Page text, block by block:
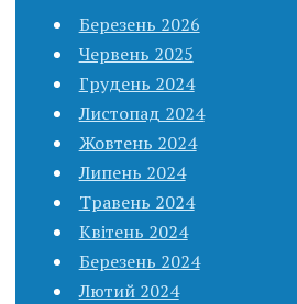
Березень 2026
Червень 2025
Грудень 2024
Листопад 2024
Жовтень 2024
Липень 2024
Травень 2024
Квітень 2024
Березень 2024
Лютий 2024